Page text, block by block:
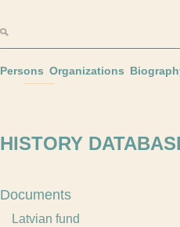
Persons Organizations
HISTORY
Documents
Latvian fund